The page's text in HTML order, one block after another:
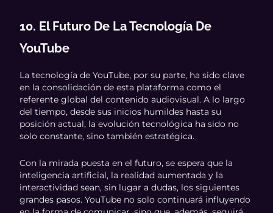
10. El Futuro De La Tecnología De
YouTube
La tecnología de YouTube, por su parte, ha sido clave
en la consolidación de esta plataforma como el
referente global del contenido audiovisual. A lo largo
del tiempo, desde sus inicios humildes hasta su
posición actual, la evolución tecnológica ha sido no
solo constante, sino también estratégica.
Con la mirada puesta en el futuro, se espera que la
inteligencia artificial, la realidad aumentada y la
interactividad sean, sin lugar a dudas, los siguientes
grandes pasos. YouTube no solo continuará influyendo